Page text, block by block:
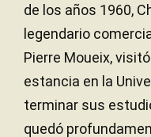
de los años 1960,
legendario
Pierre Moueix,
estancia en la
terminar sus
quedó